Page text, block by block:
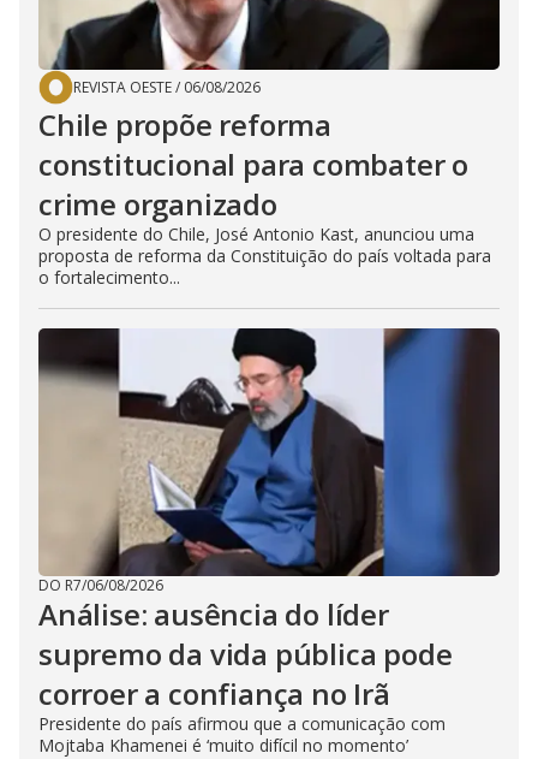
REVISTA OESTE/ 06/08/2026
Chile propõe reforma
constitucional para combater o
crime organizado
O presidente do Chile, José Antonio Kast, anunciou uma
proposta de reforma da Constituição do país voltada para
o fortalecimento...
DO R7/06/08/2026
Análise: ausência do líder
supremo da vida pública pode
corroer a confiança no Irã
Presidente do país afirmou que a comunicação com
Mojtaba Khamenei é ‘muito difícil no momento’